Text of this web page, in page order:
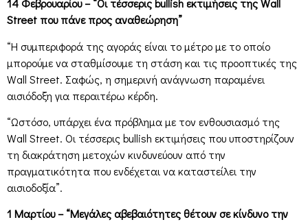
14 Φεβρουαρίου – “Οι τέσσερις bullish εκτιμήσεις της Wall
Street που πάνε προς αναθεώρηση”
“Η συμπεριφορά της αγοράς είναι το μέτρο με το οποίο
μπορούμε να σταθμίσουμε τη στάση και τις προοπτικές της
Wall Street. Σαφώς, η σημερινή ανάγνωση παραμένει
αισιόδοξη για περαιτέρω κέρδη.
“Ωστόσο, υπάρχει ένα πρόβλημα με τον ενθουσιασμό της
Wall Street. Οι τέσσερις bullish εκτιμήσεις που υποστηρίζουν
τη διακράτηση μετοχών κινδυνεύουν από την
πραγματικότητα που ενδέχεται να καταστείλει την
αισιοδοξία”.
1 Μαρτίου – “Μεγάλες αβεβαιότητες θέτουν σε κίνδυνο την